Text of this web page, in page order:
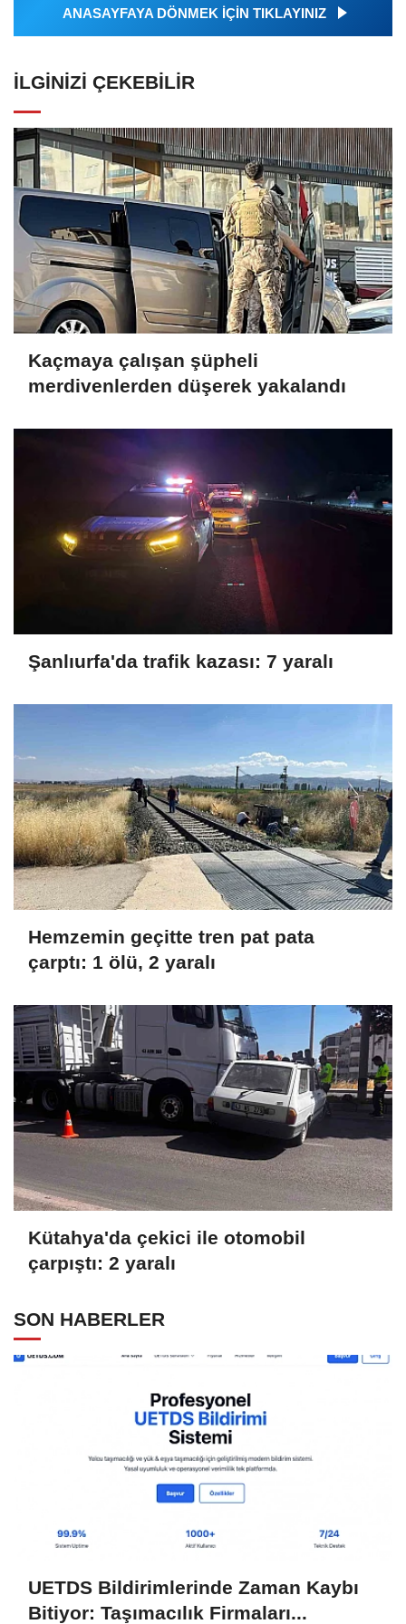
ANASAYFAYA DÖNMEK İÇİN TIKLAYINIZ
İLGINIZI ÇEKEBILIR
Kaçmaya çalışan şüpheli
merdivenlerden düşerek yakalandı
Şanlıurfa'da trafik kazası: 7 yaralı
Hemzemin geçitte tren pat pata
çarptı: 1 ölü, 2 yaralı
Kütahya'da çekici ile otomobil
çarpıştı: 2 yaralı
SON HABERLER
UETDS Bildirimlerinde Zaman Kaybı
Bitiyor: Taşımacılık Firmaları...